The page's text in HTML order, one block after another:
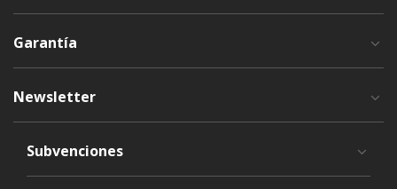
Garantía
Newsletter
Subvenciones